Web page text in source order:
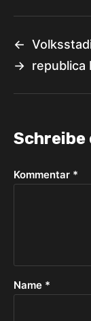
←
→ republica
Schreibe
Kommentar *
Name *